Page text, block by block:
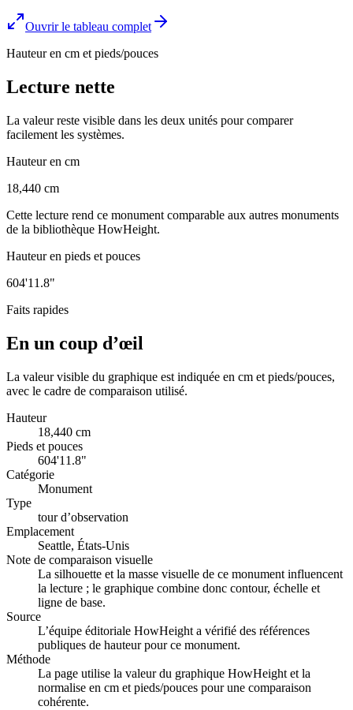
Ouvrir le tableau complet
Hauteur en cm et pieds/pouces
Lecture nette
La valeur reste visible dans les deux unités pour comparer
facilement les systèmes.
Hauteur en cm
18,440 cm
Cette lecture rend ce monument comparable aux autres monuments
de la bibliothèque HowHeight.
Hauteur en pieds et pouces
604'11.8"
Faits rapides
En un coup d’œil
La valeur visible du graphique est indiquée en cm et pieds/pouces,
avec le cadre de comparaison utilisé.
Hauteur
18,440 cm
Pieds et pouces
604'11.8"
Catégorie
Monument
Type
tour d’observation
Emplacement
Seattle, États-Unis
Note de comparaison visuelle
La silhouette et la masse visuelle de ce monument influencent
la lecture ; le graphique combine donc contour, échelle et
ligne de base.
Source
L’équipe éditoriale HowHeight a vérifié des références
publiques de hauteur pour ce monument.
Méthode
La page utilise la valeur du graphique HowHeight et la
normalise en cm et pieds/pouces pour une comparaison
cohérente.